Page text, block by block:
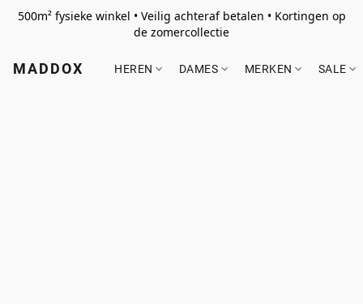
500m² fysieke winkel • Veilig achteraf betalen • Kortingen op
de zomercollectie
MADDOX HEREN DAMES MERKEN SALE